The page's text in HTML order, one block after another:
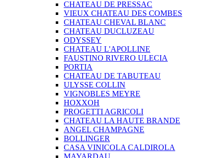
CHATEAU DE PRESSAC
VIEUX CHATEAU DES COMBES
CHATEAU CHEVAL BLANC
CHATEAU DUCLUZEAU
ODYSSEY
CHATEAU L'APOLLINE
FAUSTINO RIVERO ULECIA
PORTIA
CHATEAU DE TABUTEAU
ULYSSE COLLIN
VIGNOBLES MEYRE
HOXXOH
PROGETTI AGRICOLI
CHATEAU LA HAUTE BRANDE
ANGEL CHAMPAGNE
BOLLINGER
CASA VINICOLA CALDIROLA
MAYARDAU